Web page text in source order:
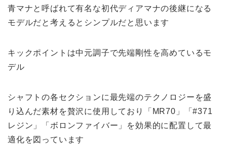
青マナと呼ばれて有名な初代ディアマナの後継になる
モデルだと考えるとシンプルだと思います
キックポイントは中元調子で先端剛性を高めているモ
デル
シャフトの各セクションに最先端のテクノロジーを盛
り込んだ素材を贅沢に使用しており「MR70」「#371
レジン」「ボロンファイバー」を効果的に配置して最
適化を図っています